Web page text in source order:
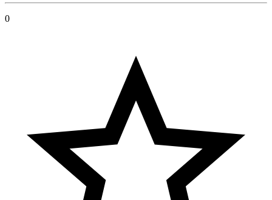
0